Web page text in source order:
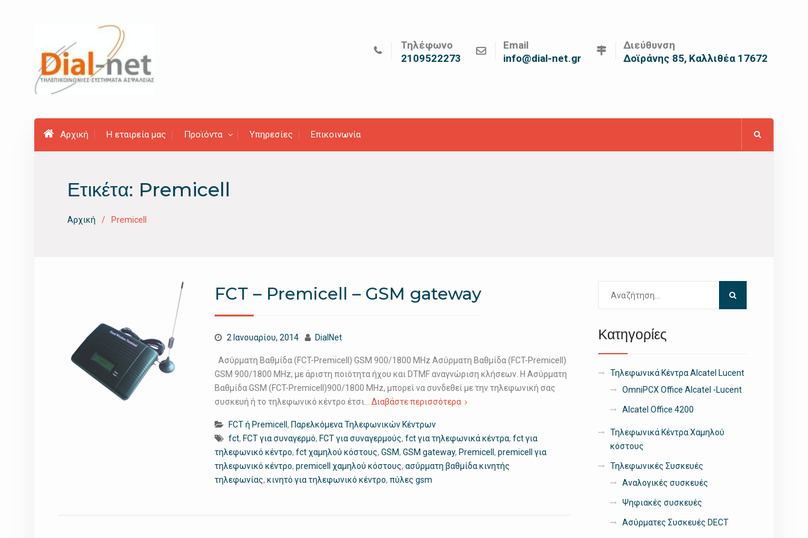
Τηλέφωνο
2109522273
Email
info@dial-net.gr
Διεύθυνση
Δοϊράνης 85, Καλλιθέα 17672
Αρχική Η εταιρεία μας Προϊόντα Υπηρεσίες Επικοινωνία
Ετικέτα: Premicell
Αρχική Premicell
FCT – Premicell – GSM gateway
2 Ιανουαρίου, 2014 DialNet
Ασύρματη Βαθμίδα (FCT-Premicell) GSM 900/1800 MHz Ασύρματη Βαθμίδα (FCT-Premicell)
GSM 900/1800 MHz, με άριστη ποιότητα ήχου και DTMF αναγνώριση κλήσεων. Η Ασύρματη
Βαθμίδα GSM (FCT-Premicell)900/1800 MHz, μπορεί να συνδεθεί με την τηλεφωνική σας
συσκευή ή το τηλεφωνικό κέντρο έτσι… Διαβάστε περισσότερα
FCT ή Premicell , Παρελκόμενα Τηλεφωνικών Κέντρων
fct, FCT για συναγερμό, FCT για συναγερμούς, fct για τηλεφωνικά κέντρα, fct για
τηλεφωνικό κέντρο, fct χαμηλού κόστους, GSM, GSM gateway, Premicell , premicell για
τηλεφωνικό κέντρο, premicell χαμηλού κόστους, ασύρματη βαθμίδα κινητής
τηλεφωνίας, κινητό για τηλεφωνικό κέντρο, πύλες gsm
για:
Κατηγορίες
Τηλεφωνικά Κέντρα Alcatel Lucent
OmniPCX Office Alcatel -Lucent
Alcatel Office 4200
Τηλεφωνικά Κέντρα Χαμηλού
κόστους
Τηλεφωνικές Συσκευές
Αναλογικές συσκευές
Ψηφιακές συσκευές
Ασύρματες Συσκευές DECT